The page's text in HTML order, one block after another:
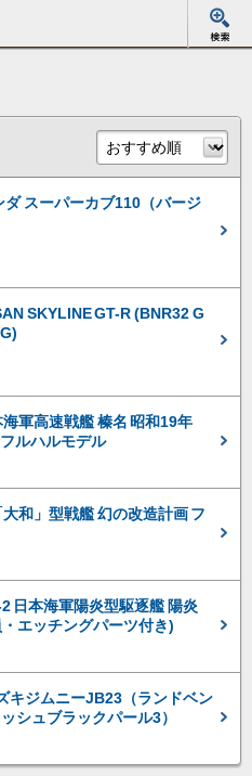
ダ スーパーカブ110（バージ
SKYLINE GT-R (BNR32 G
軍高速戦艦 榛名 昭和19年
ルハルモデル
和」型戦艦 幻の改造計画 フ
日本海軍陽炎型駆逐艦 陽炎
エッチングパーツ付き)
キジムニーJB23（ランドベン
シュブラックパール3）